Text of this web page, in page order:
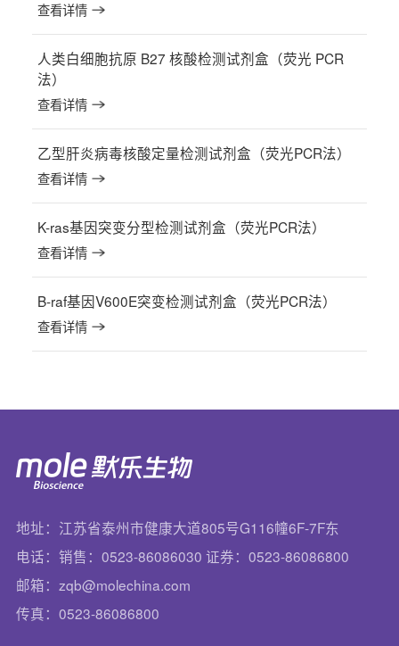
查看详情
人类白细胞抗原 B27 核酸检测试剂盒（荧光 PCR
法）
查看详情
乙型肝炎病毒核酸定量检测试剂盒（荧光PCR法）
查看详情
K-ras基因突变分型检测试剂盒（荧光PCR法）
查看详情
B-raf基因V600E突变检测试剂盒（荧光PCR法）
查看详情
地址：江苏省泰州市健康大道805号G116幢6F-7F东
电话：销售：0523-86086030 证券：0523-86086800
邮箱：zqb@molechina.com
传真：0523-86086800